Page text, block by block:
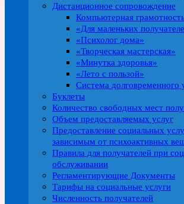
Дистанционное сопровождение
Компьютерная
«Для маленьких
«Психолог дома»
«Творческая мастерская»
«Минутка здоровья»
«Лето с пользой»
Система долговременного
Буклеты
Количество свободных мест
Объем предоставляемых услуг
Предоставление социальных
зависимым от психоактивных
Правила для получателей при
обслуживании
Регламентирующие Документы
Тарифы на социальные услуги
Численность получателей